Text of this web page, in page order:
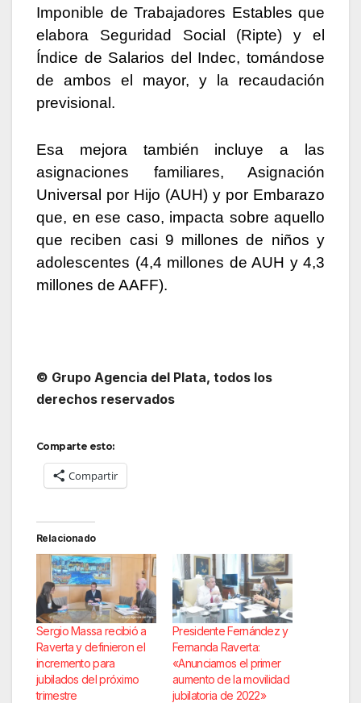
Imponible de Trabajadores Estables que
elabora Seguridad Social (Ripte) y el
Índice de Salarios del Indec, tomándose
de ambos el mayor, y la recaudación
previsional.
Esa mejora también incluye a las
asignaciones familiares, Asignación
Universal por Hijo (AUH) y por Embarazo
que, en ese caso, impacta sobre aquello
que reciben casi 9 millones de niños y
adolescentes (4,4 millones de AUH y 4,3
millones de AAFF).
© Grupo Agencia del Plata, todos los
derechos reservados
Comparte esto:
Compartir
Relacionado
Sergio Massa recibió a
Raverta y definieron el
incremento para
jubilados del próximo
trimestre
Presidente Fernández y
Fernanda Raverta:
«Anunciamos el primer
aumento de la movilidad
jubilatoria de 2022»